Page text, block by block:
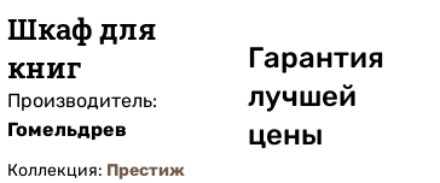
Шкаф для
книг
Производитель:
Гомельдрев
Коллекция: Престиж
Гарантия
лучшей
цены